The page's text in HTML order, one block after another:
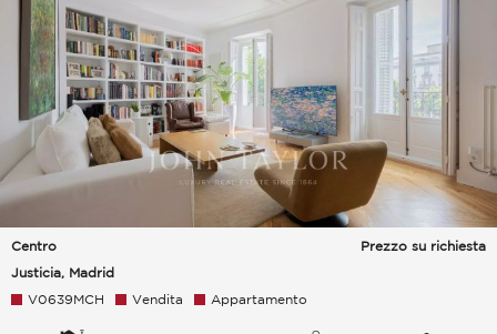
Centro
Justicia, Madrid
Prezzo su richiesta
V0639MCH Vendita Appartamento